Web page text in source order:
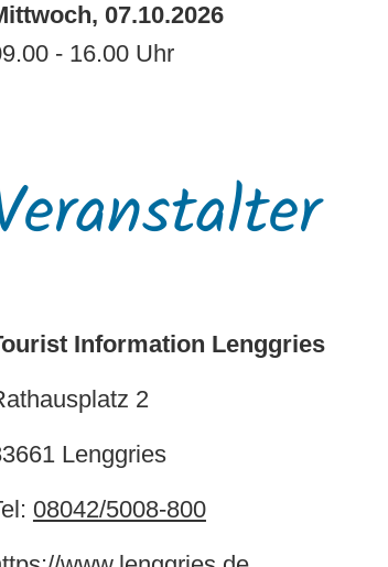
07.10.2026
- 16.00 Uhr
Information Lenggries
2
Lenggries
08042/5008-800